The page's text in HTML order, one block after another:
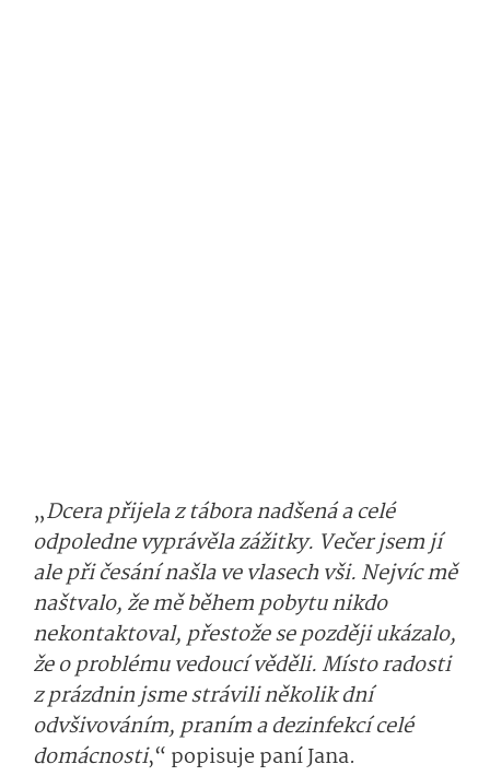
„Dcera přijela z tábora nadšená a celé
odpoledne vyprávěla zážitky. Večer jsem jí
ale při česání našla ve vlasech vši. Nejvíc mě
naštvalo, že mě během pobytu nikdo
nekontaktoval, přestože se později ukázalo,
že o problému vedoucí věděli. Místo radosti
z prázdnin jsme strávili několik dní
odvšivováním, praním a dezinfekcí celé
domácnosti,“ popisuje paní Jana.